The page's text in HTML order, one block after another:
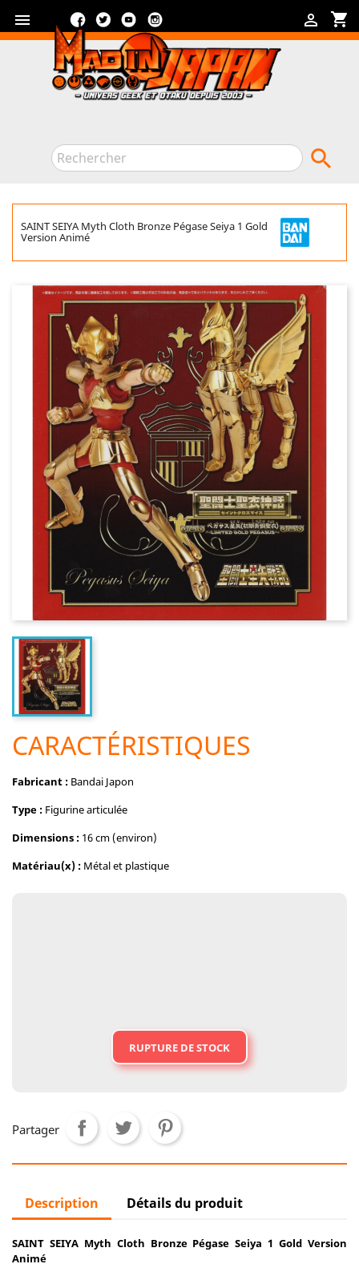
 shopping_cart

FacebookTwitterYouTube

SAINT SEIYA Myth Cloth Bronze Pégase Seiya 1 Gold
Version Animé
CARACTÉRISTIQUES
Fabricant : Bandai Japon
Type : Figurine articulée
Dimensions : 16 cm (environ)
Matériau(x) : Métal et plastique
RUPTURE DE STOCK
Partager
Description Détails du produit
SAINT SEIYA Myth Cloth Bronze Pégase Seiya 1 Gold Version
Animé